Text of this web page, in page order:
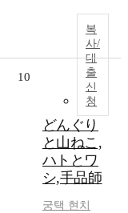
복
사/
대
출
신
청
10
どんぐり
と山ねこ,
ハトとワ
シ,手品師
궁택 현치